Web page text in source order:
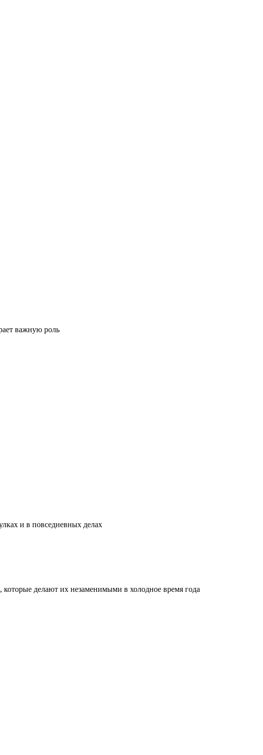
важную роль
и в повседневных делах
делают их незаменимыми в холодное время года